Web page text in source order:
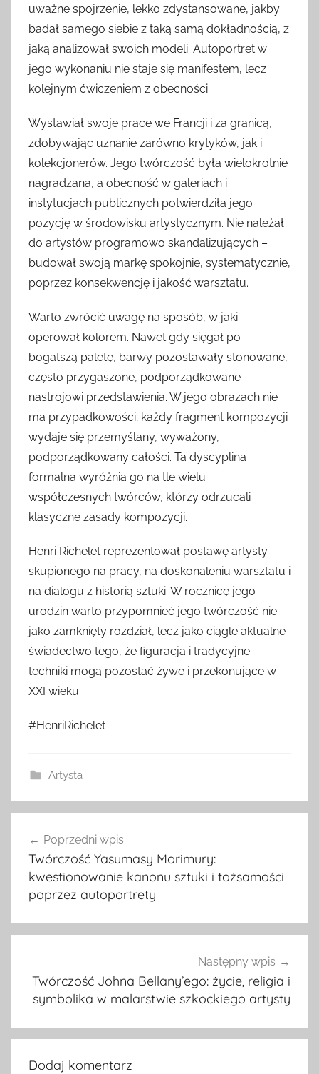
uważne spojrzenie, lekko zdystansowane, jakby
badał samego siebie z taką samą dokładnością, z
jaką analizował swoich modeli. Autoportret w
jego wykonaniu nie staje się manifestem, lecz
kolejnym ćwiczeniem z obecności.
Wystawiał swoje prace we Francji i za granicą,
zdobywając uznanie zarówno krytyków, jak i
kolekcjonerów. Jego twórczość była wielokrotnie
nagradzana, a obecność w galeriach i
instytucjach publicznych potwierdziła jego
pozycję w środowisku artystycznym. Nie należał
do artystów programowo skandalizujących –
budował swoją markę spokojnie, systematycznie,
poprzez konsekwencję i jakość warsztatu.
Warto zwrócić uwagę na sposób, w jaki
operował kolorem. Nawet gdy sięgał po
bogatszą paletę, barwy pozostawały stonowane,
często przygaszone, podporządkowane
nastrojowi przedstawienia. W jego obrazach nie
ma przypadkowości; każdy fragment kompozycji
wydaje się przemyślany, wyważony,
podporządkowany całości. Ta dyscyplina
formalna wyróżnia go na tle wielu
współczesnych twórców, którzy odrzucali
klasyczne zasady kompozycji.
Henri Richelet reprezentował postawę artysty
skupionego na pracy, na doskonaleniu warsztatu i
na dialogu z historią sztuki. W rocznicę jego
urodzin warto przypomnieć jego twórczość nie
jako zamknięty rozdział, lecz jako ciągle aktualne
świadectwo tego, że figuracja i tradycyjne
techniki mogą pozostać żywe i przekonujące w
XXI wieku.
#HenriRichelet
Artysta
wpisu
Poprzedni wpis
Twórczość Yasumasy Morimury:
kwestionowanie kanonu sztuki i tożsamości
poprzez autoportrety
Następny wpis
Twórczość Johna Bellany’ego: życie, religia i
symbolika w malarstwie szkockiego artysty
Dodaj komentarz